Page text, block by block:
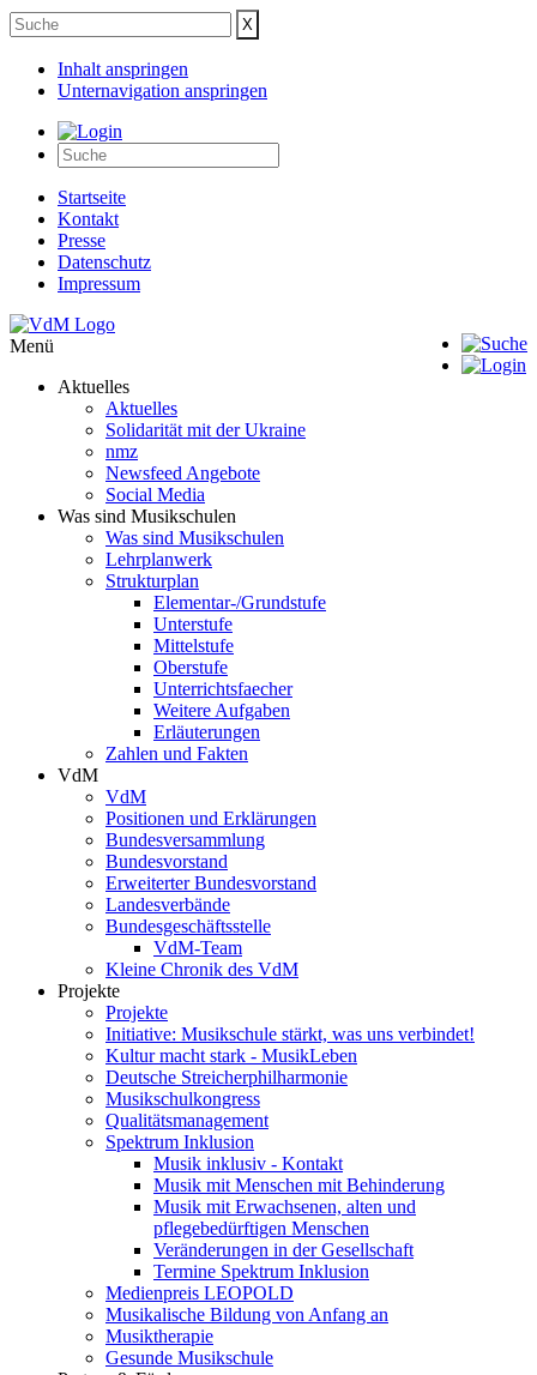
Inhalt anspringen
Unternavigation anspringen
Startseite
Kontakt
Presse
Datenschutz
Impressum
Menü
Aktuelles
Aktuelles
Solidarität mit der Ukraine
nmz
Newsfeed Angebote
Social Media
Was sind Musikschulen
Was sind Musikschulen
Lehrplanwerk
Strukturplan
Elementar-/Grundstufe
Unterstufe
Mittelstufe
Oberstufe
Unterrichtsfaecher
Weitere Aufgaben
Erläuterungen
Zahlen und Fakten
VdM
VdM
Positionen und Erklärungen
Bundesversammlung
Bundesvorstand
Erweiterter Bundesvorstand
Landesverbände
Bundesgeschäftsstelle
VdM-Team
Kleine Chronik des VdM
Projekte
Projekte
Initiative: Musikschule stärkt, was uns verbindet!
Kultur macht stark - MusikLeben
Deutsche Streicherphilharmonie
Musikschulkongress
Qualitätsmanagement
Spektrum Inklusion
Musik inklusiv - Kontakt
Musik mit Menschen mit Behinderung
Musik mit Erwachsenen, alten und
pflegebedürftigen Menschen
Veränderungen in der Gesellschaft
Termine Spektrum Inklusion
Medienpreis LEOPOLD
Musikalische Bildung von Anfang an
Musiktherapie
Gesunde Musikschule